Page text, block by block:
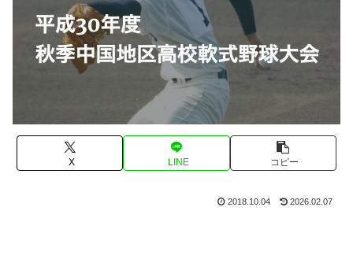
X LINE コピー
2018.10.04 2026.02.07